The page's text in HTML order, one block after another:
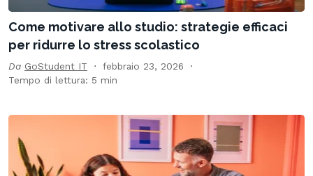
Come motivare allo studio: strategie efficaci
per ridurre lo stress scolastico
Da GoStudent IT
febbraio 23, 2026
Tempo di lettura: 5 min